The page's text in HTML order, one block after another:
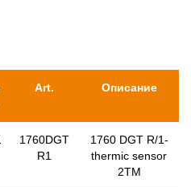
Art. Описание
1760DGT
R1
1760 DGT R/1-
thermic sensor
2TM